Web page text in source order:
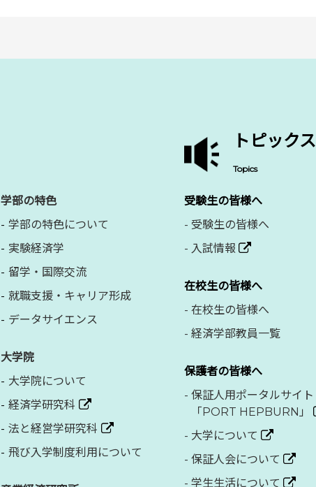
学部の特色
学部の特色について
実験経済学
留学・国際交流
就職支援・キャリア形成
データサイエンス
大学院
大学院について
経済学研究科
法と経営学研究科
飛び入学制度利用について
トピックス
Topics
受験生の皆様へ
- 受験生の皆様へ
- 入試情報
在校生の皆様へ
- 在校生の皆様へ
- 経済学部教員一覧
保護者の皆様へ
- 保証人用ポータルサイト
「PORT HEPBURN」
- 大学について
- 保証人会について
- 学生生活について